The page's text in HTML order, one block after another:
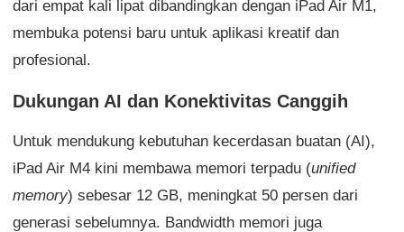
dari empat kali lipat dibandingkan dengan iPad Air M1,
membuka potensi baru untuk aplikasi kreatif dan
profesional.
Dukungan AI dan Konektivitas Canggih
Untuk mendukung kebutuhan kecerdasan buatan (AI),
iPad Air M4 kini membawa memori terpadu (unified
memory) sebesar 12 GB, meningkat 50 persen dari
generasi sebelumnya. Bandwidth memori juga